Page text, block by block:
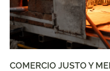
COMERCIO JUSTO Y